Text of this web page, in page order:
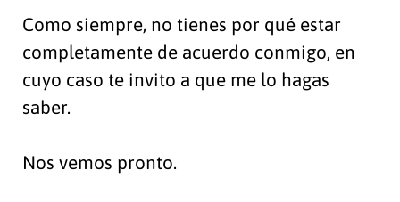
Como siempre, no tienes por qué estar
completamente de acuerdo conmigo, en
cuyo caso te invito a que me lo hagas
saber.
Nos vemos pronto.